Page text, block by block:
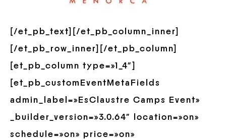
[/et_pb_text][/et_pb_column_inner]
[/et_pb_row_inner][/et_pb_column]
[et_pb_column type=»1_4″]
[et_pb_customEventMetaFields
admin_label=»EsClaustre Camps Event»
_builder_version=»3.0.64″ location=»on»
schedule=»on» price=»on»